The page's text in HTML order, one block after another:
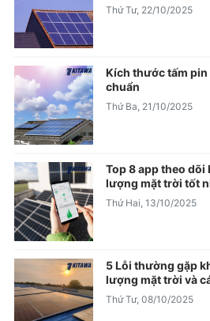
Thứ Tư, 22/10/2025
Kích thước tấm
chuẩn
Thứ Ba, 21/10/2025
Top 8 app theo dõi
lượng mặt trời tốt
Thứ Hai, 13/10/2025
5 Lỗi thường gặp
lượng mặt trời và
Thứ Tư, 08/10/2025